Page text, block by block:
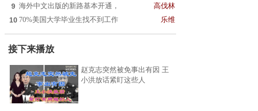
9 海外中文出版的新路基本开通， 高伐林
10 70%美国大学毕业生找不到工作 乐维
接下来播放
赵克志突然被免事出有因 王
小洪放话紧盯这些人